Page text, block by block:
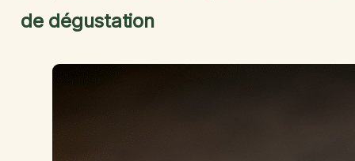
de dégustation